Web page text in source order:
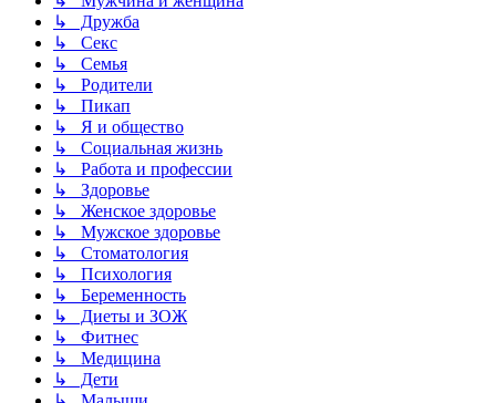
↳ Дружба
↳ Секс
↳ Семья
↳ Родители
↳ Пикап
↳ Я и общество
↳ Социальная жизнь
↳ Работа и профессии
↳ Здоровье
↳ Женское здоровье
↳ Мужское здоровье
↳ Стоматология
↳ Психология
↳ Беременность
↳ Диеты и ЗОЖ
↳ Фитнес
↳ Медицина
↳ Дети